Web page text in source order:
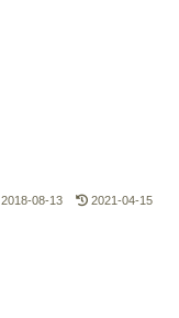
2018-08-13 2021-04-15